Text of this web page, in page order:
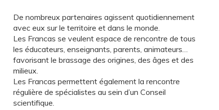
De nombreux partenaires agissent quotidiennement
avec eux sur le territoire et dans le monde.
Les Francas se veulent espace de rencontre de tous
les éducateurs, enseignants, parents, animateurs…
favorisant le brassage des origines, des âges et des
milieux.
Les Francas permettent également la rencontre
régulière de spécialistes au sein d’un Conseil
scientifique.